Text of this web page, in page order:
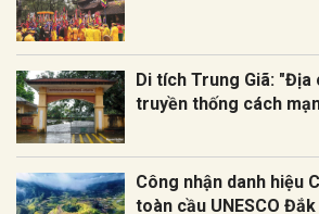
Di tích Trung Giã: "Địa
truyền thống cách
Công nhận danh hiệu
toàn cầu UNESCO